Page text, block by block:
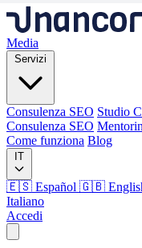
Media
Servizi
Consulenza SEO Studio
Consulenza SEO
Come funziona Blog
IT
🇪🇸 Español 🇬🇧
Italiano
Accedi